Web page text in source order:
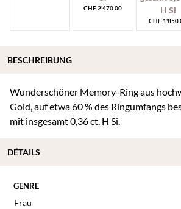
CHF2'470.00
CHF
Wunderschöner Memory-Ring aus
Gold, auf etwa 60 % des Ringumfangs
mit insgesamt 0,36 ct. H Si.
GENRE
Frau
BESCHREIBUNG
DÉTAILS